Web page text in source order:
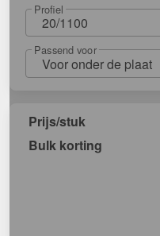
Profiel
20/1100
Passend voor
Voor onder de plaat
Prijs/stuk
Bulk korting